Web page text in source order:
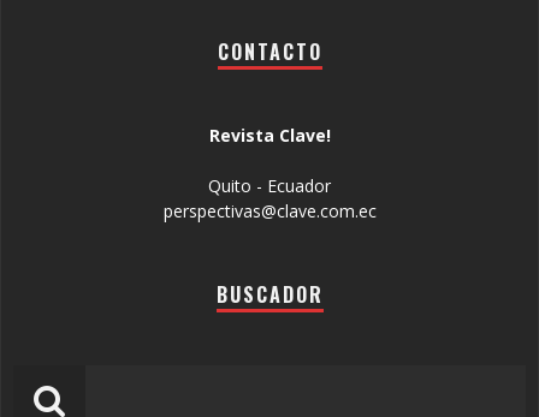
CONTACTO
Revista Clave!
Quito - Ecuador
perspectivas@clave.com.ec
BUSCADOR